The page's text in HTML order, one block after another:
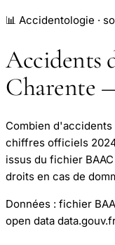
📊 Accidentologie ·
Accidents
Charente
Combien d'accidents
chiffres officiels
issus du fichier
droits en cas de
Données : fichier
open data